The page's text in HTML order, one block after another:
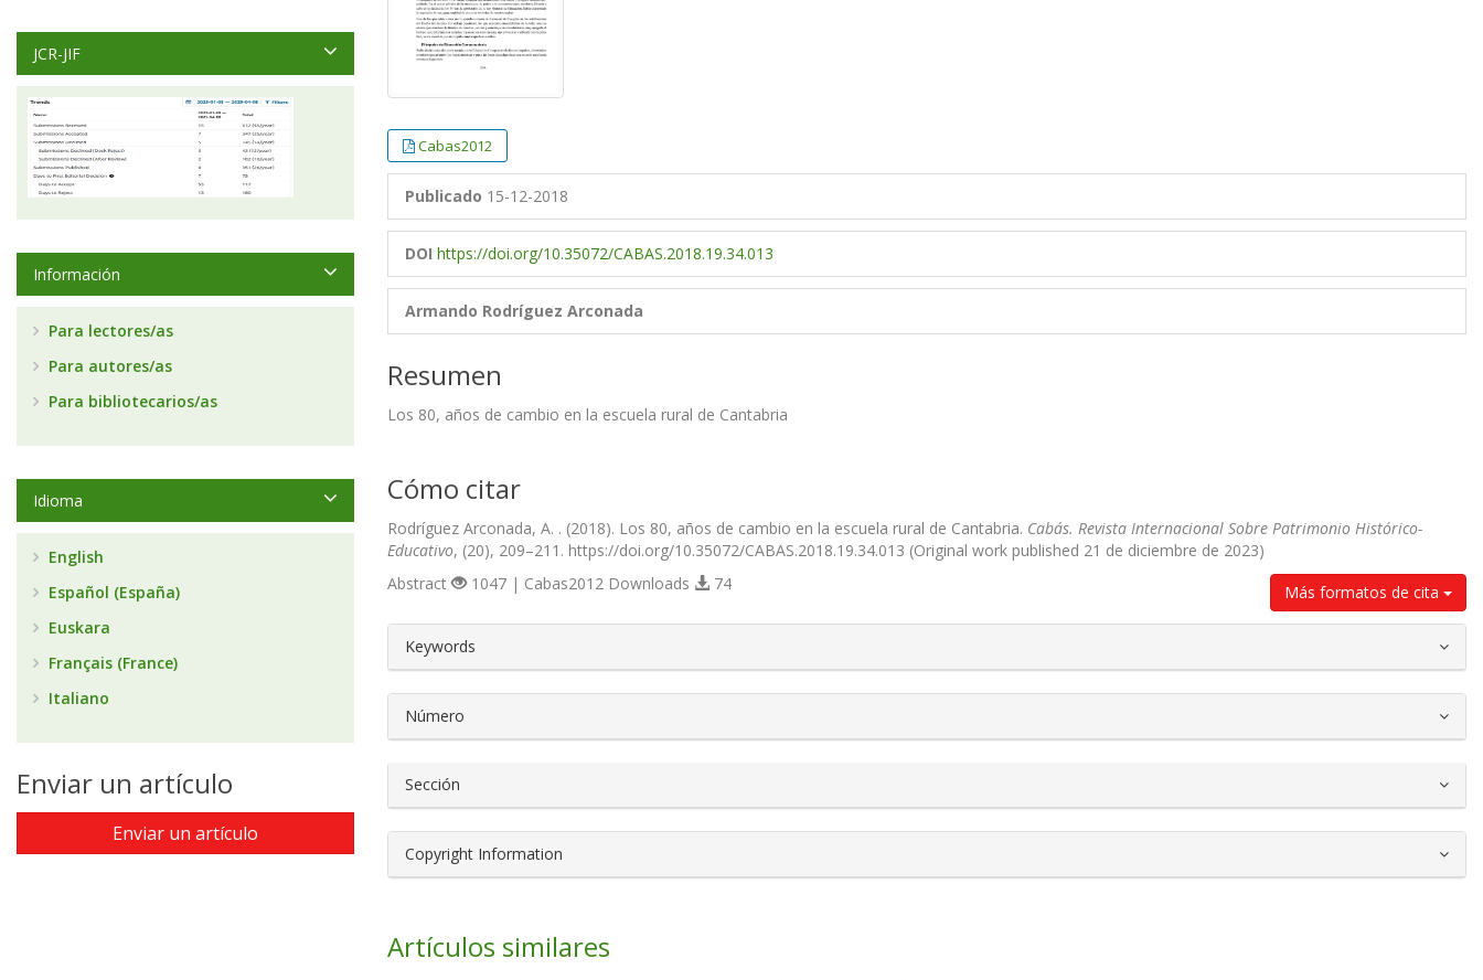
Cabas2012
Publicado 15-12-2018
DOI https://doi.org/10.35072/CABAS.2018.19.34.013
Armando Rodríguez Arconada
Resumen
Los 80, años de cambio en la escuela rural de Cantabria
Cómo citar
Rodríguez Arconada, A. . (2018). Los 80, años de cambio en la escuela rural de Cantabria. Cabás. Revista Internacional Sobre Patrimonio Histórico-
Educativo, (20), 209–211. https://doi.org/10.35072/CABAS.2018.19.34.013 (Original work published 21 de diciembre de 2023)
Más formatos de cita
Abstract 1047 | Cabas2012 Downloads 74
##plugins.themes.bootstrap3.article.details##
Keywords
Número
Sección
Copyright Information
Artículos similares
JCR-JIF
Información
Para lectores/as
Para autores/as
Para bibliotecarios/as
Idioma
English
Español (España)
Euskara
Français (France)
Italiano
Enviar un artículo
Enviar un artículo